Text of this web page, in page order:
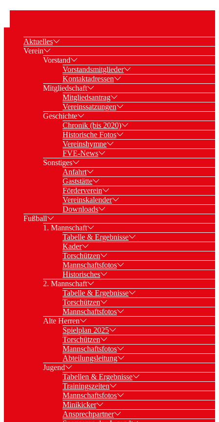
Aktuelles
Verein
Vorstand
Vorstandsmitglieder
Kontaktadressen
Mitgliedschaft
Mitgliedsantrag
Vereinssatzungen
Geschichte
Chronik (bis 2020)
Historische Fotos
Vereinshymne
FVE-News
Sonstiges
Anfahrt
Gaststätte
Förderverein
Vereinskalender
Downloads
Fußball
1. Mannschaft
Tabelle & Ergebnisse
Kader
Torschützen
Mannschaftsfotos
Historisches
2. Mannschaft
Tabelle & Ergebnisse
Torschützen
Mannschaftsfotos
Alte Herren
Spielplan 2025
Torschützen
Mannschaftsfotos
Abteilungsleitung
Jugend
Tabellen & Ergebnisse
Trainingszeiten
Mannschaftsfotos
Minikicker
Ansprechpartner